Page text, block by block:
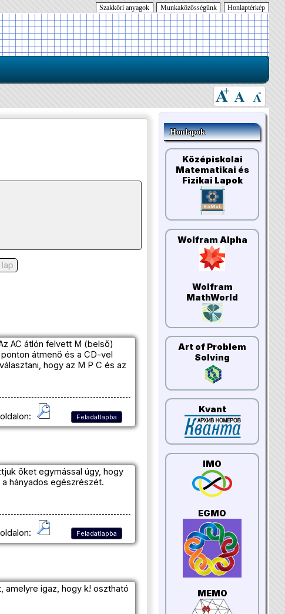
Honlaptérkép
Munkaközösségünk
Szakköri anyagok
AC átlón felvett M (belső)
átmenő és a CD-vel
hogy az M P C és az
Feladatlapba
őket egymással úgy, hogy
hányados egészrészét.
Feladatlapba
amelyre igaz, hogy k! osztható
Honlapok
Középiskolai
Matematikai és
Fizikai Lapok
Wolfram Alpha
Wolfram
MathWorld
Art of Problem
Solving
Kvant
IMO
EGMO
MEMO